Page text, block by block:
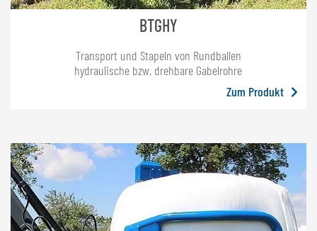
BTGHY
Transport und Stapeln von Rundballen
hydraulische bzw. drehbare Gabelrohre
Zum Produkt